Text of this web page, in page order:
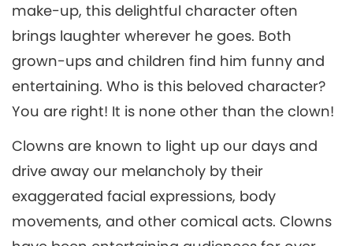
make-up, this delightful character often
brings laughter wherever he goes. Both
grown-ups and children find him funny and
entertaining. Who is this beloved character?
You are right! It is none other than the clown!
Clowns are known to light up our days and
drive away our melancholy by their
exaggerated facial expressions, body
movements, and other comical acts. Clowns